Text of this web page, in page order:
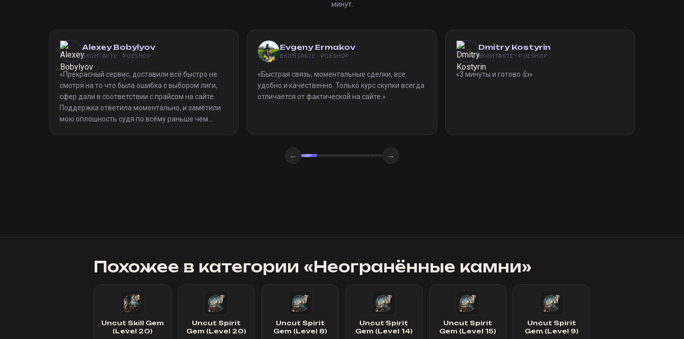
минут.
Alexey Bobylyov
ВКОНТАКТЕ · POESHOP
«Прекрасный сервис, доставили всё быстро не
смотря на то что была ошибка с выбором лиги,
сфер дали в соответствии с прайсом на сайте.
Поддержка ответила моментально, и заметили
мою оплошность судя по всёму раньше чем
Evgeny Ermakov
ВКОНТАКТЕ · POESHOP
«Быстрая связь, моментальные сделки, все
удобно и качественно. Только курс скупки всегда
отличается от фактической на сайте. »
Dmitry Kostyrin
ВКОНТАКТЕ · POESHOP
«3 минуты и готово 👍»
← →
Похожее в категории «Неогранённые камни»
Uncut Skill Gem
(Level 20)
Uncut Spirit
Gem (Level 20)
Uncut Spirit
Gem (Level 8)
Uncut Spirit
Gem (Level 14)
Uncut Spirit
Gem (Level 15)
Uncut Spirit
Gem (Level 9)